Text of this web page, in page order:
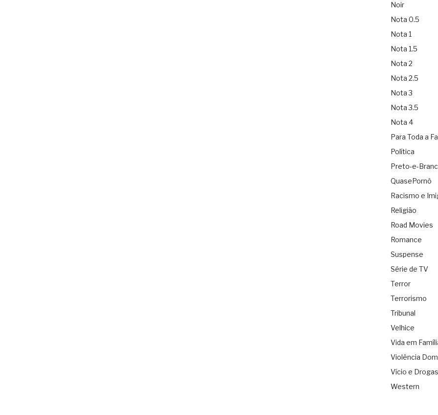
Noir
Nota 0.5
Nota 1
Nota 1.5
Nota 2
Nota 2.5
Nota 3
Nota 3.5
Nota 4
Para Toda a
Política
Preto-e-
QuasePornô
Racismo e
Religião
Road Movies
Romance
Suspense
Série de TV
Terror
Terrorismo
Tribunal
Velhice
Vida em
Violência
Vício e Drogas
Western